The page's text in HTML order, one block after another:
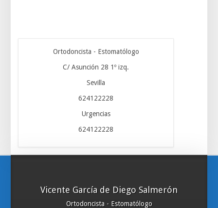
Ortodoncista - Estomatólogo
C/ Asunción 28 1º izq.
Sevilla
624122228
Urgencias
624122228
Vicente García de Diego Salmerón
Ortodoncista - Estomatólogo